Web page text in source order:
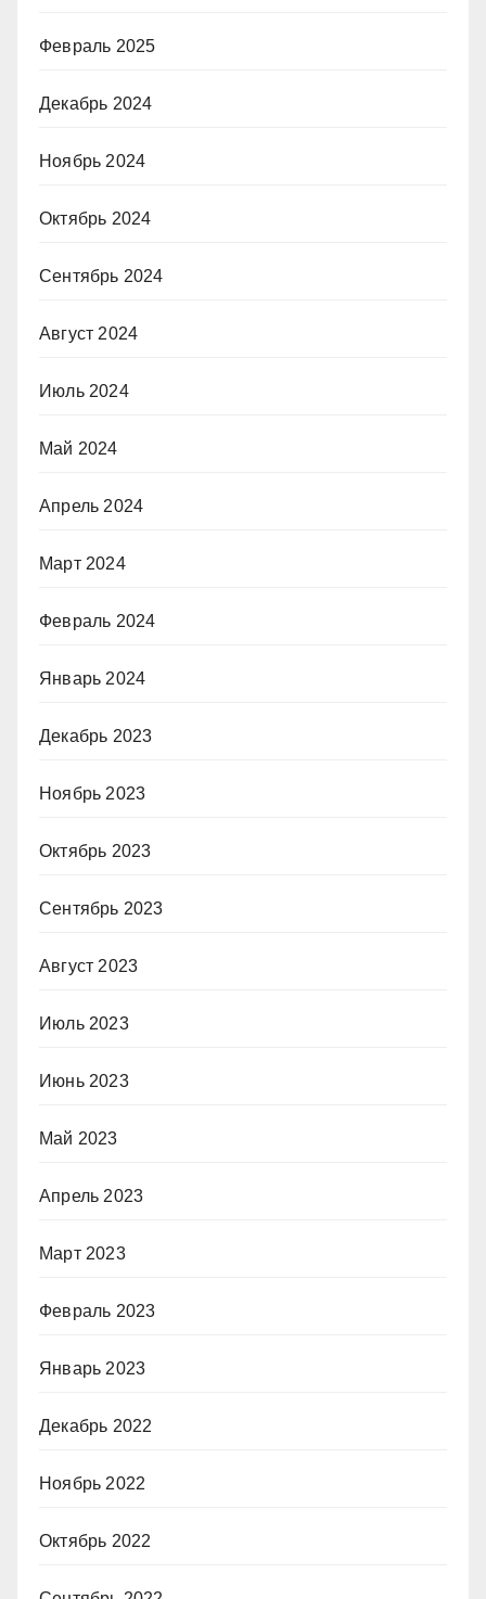
Февраль 2025
Декабрь 2024
Ноябрь 2024
Октябрь 2024
Сентябрь 2024
Август 2024
Июль 2024
Май 2024
Апрель 2024
Март 2024
Февраль 2024
Январь 2024
Декабрь 2023
Ноябрь 2023
Октябрь 2023
Сентябрь 2023
Август 2023
Июль 2023
Июнь 2023
Май 2023
Апрель 2023
Март 2023
Февраль 2023
Январь 2023
Декабрь 2022
Ноябрь 2022
Октябрь 2022